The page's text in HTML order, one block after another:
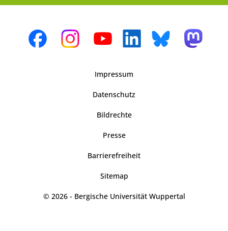
Impressum
Datenschutz
Bildrechte
Presse
Barrierefreiheit
Sitemap
© 2026 - Bergische Universität Wuppertal